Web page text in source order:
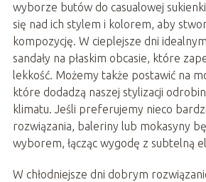
wyborze butów do casualowej
się nad ich stylem i kolorem, aby
kompozycję. W cieplejsze dni
sandały na płaskim obcasie, które
lekkość. Możemy także postawić na
które dodadzą naszej stylizacji
klimatu. Jeśli preferujemy nieco
rozwiązania, baleriny lub mokasyny
wyborem, łącząc wygodę z subtelną
W chłodniejsze dni dobrym